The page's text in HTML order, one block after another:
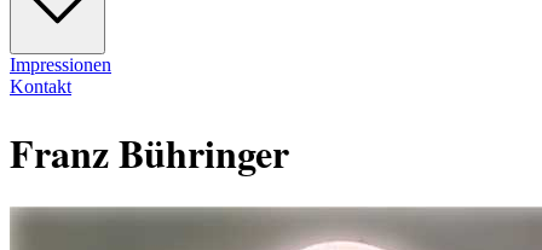
Impressionen
Kontakt
Franz Bühringer